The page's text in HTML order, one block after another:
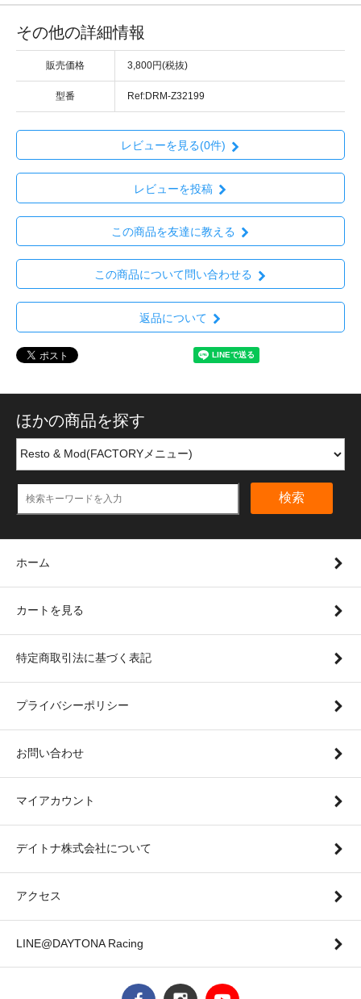
その他の詳細情報
販売価格 3,800円(税抜)
型番 Ref:DRM-Z32199
レビューを見る(0件)
レビューを投稿
この商品を友達に教える
この商品について問い合わせる
返品について
ほかの商品を探す
検索
ホーム
カートを見る
特定商取引法に基づく表記
プライバシーポリシー
お問い合わせ
マイアカウント
デイトナ株式会社について
アクセス
LINE@DAYTONA Racing